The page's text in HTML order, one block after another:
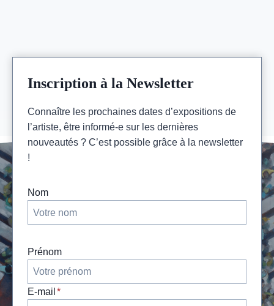
5
2024
Inscription à la Newsletter
Connaître les prochaines dates d’expositions de
l’artiste, être informé-e sur les dernières
nouveautés ? C’est possible grâce à la newsletter
!
Nom
Prénom
E-mail *